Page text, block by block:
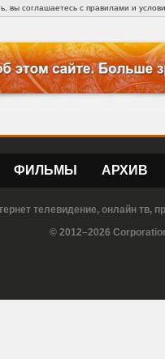
вы соглашаетесь с правилами и
ФИЛЬМЫ АРХИВ
телевидение, онлайн тв,
© 2012–2026